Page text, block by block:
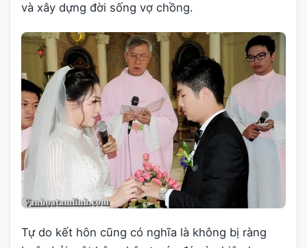
và xây dựng đời sống vợ chồng.
Tự do kết hôn cũng có nghĩa là không bị ràng